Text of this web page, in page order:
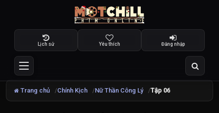
Lịch sử Yêu thích Đăng nhập
Trang chủ Chính Kịch Nữ Thần Công Lý Tập 06